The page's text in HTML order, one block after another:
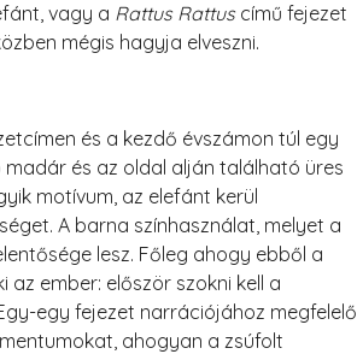
vagy a Rattus Rattuscímű fejezet
mégis hagyja elveszni.
és a kezdő évszámon túl egy
és az oldal alján található üres
motívum, az elefánt kerül
A barna színhasználat, melyet a
lesz. Főleg ahogy ebből a
ember: először szokni kell a
egy fejezet narrációjához megfelelő
ahogyan a zsúfolt